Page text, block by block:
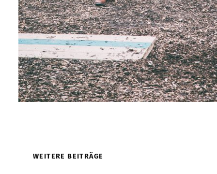
WEITERE BEITRÄGE